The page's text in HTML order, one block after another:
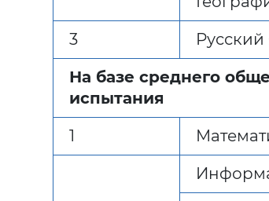
3
Русский
На базе среднего
испытания
1